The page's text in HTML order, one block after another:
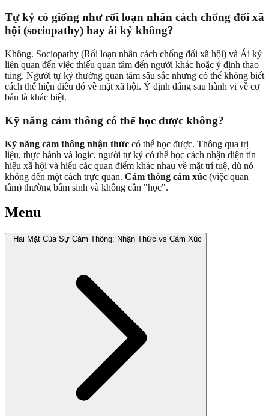
Tự kỷ có giống như rối loạn nhân cách chống đối xã
hội (sociopathy) hay ái kỷ không?
Không. Sociopathy (Rối loạn nhân cách chống đối xã hội) và Ái kỷ
liên quan đến việc thiếu quan tâm đến người khác hoặc ý định thao
túng. Người tự kỷ thường quan tâm sâu sắc nhưng có thể không biết
cách thể hiện điều đó về mặt xã hội. Ý định đằng sau hành vi về cơ
bản là khác biệt.
Kỹ năng cảm thông có thể học được không?
Kỹ năng cảm thông nhận thức có thể học được. Thông qua trị
liệu, thực hành và logic, người tự kỷ có thể học cách nhận diện tín
hiệu xã hội và hiểu các quan điểm khác nhau về mặt trí tuệ, dù nó
không đến một cách trực quan. Cảm thông cảm xúc (việc quan
tâm) thường bẩm sinh và không cần "học".
Menu
Hai Mặt Của Sự Cảm Thông: Nhận Thức vs Cảm Xúc